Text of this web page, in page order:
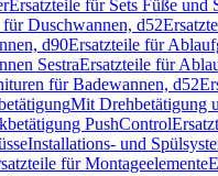
Ersatzteile für Sets Füße und
Duschwannen, d52
d90Ersatzteile für
SestraErsatzteile für
für Badewannen, d52
Mit Drehbetätigung
PushControl
Installations- und
für Montageelemente